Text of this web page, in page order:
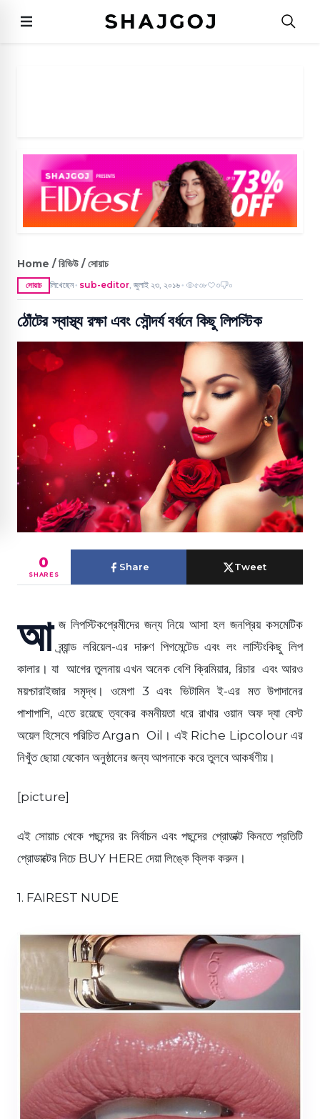
Home / রিভিউ / সোয়াচ
সোয়াচ লিখেছেন ● sub-editor, জুলাই ২৩, ২০১৬ ● ৫৩৮ ৩ ০
ঠোঁটের স্বাস্থ্য রক্ষা এবং সৌন্দর্য বর্ধনে কিছু লিপস্টিক
0
SHARES
Share Tweet
আ জ লিপস্টিকপ্রেমীদের জন্য নিয়ে আসা হল জনপ্রিয় কসমেটিক
ব্র্যান্ড লরিয়েল-এর দারুণ পিগমেন্টেড এবং লং লাস্টিংকিছু লিপ
কালার। যা আগের তুলনায় এখন অনেক বেশি ক্রিমিয়ার, রিচার এবং আরও
ময়শ্চারাইজার সমৃদ্ধ। ওমেগা 3 এবং ভিটামিন ই-এর মত উপাদানের
পাশাপাশি, এতে রয়েছে ত্বকের কমনীয়তা ধরে রাখার ওয়ান অফ দ্যা বেস্ট
অয়েল হিসেবে পরিচিত Argan Oil। এই Riche Lipcolour এর
নিখুঁত ছোয়া যেকোন অনুষ্ঠানের জন্য আপনাকে করে তুলবে আকর্ষণীয়।
[picture]
এই সোয়াচ থেকে পছন্দের রং নির্বাচন এবং পছন্দের প্রোডাক্ট কিনতে প্রতিটি
প্রোডাক্টের নিচে BUY HERE দেয়া লিঙ্কে ক্লিক করুন।
1. FAIREST NUDE